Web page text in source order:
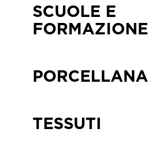
SCUOLE E
FORMAZIONE
PORCELLANA
TESSUTI